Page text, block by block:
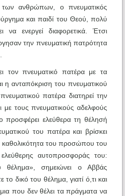
ανθρώπων, ο πνευματικός
και παιδί του Θεού, πολύ
να ενεργεί διαφορετικά. Έτσι
την πνευματική πατρότητα
τον πνευματικό πατέρα με τα
η ανταπόκριση του πνευματικού
πατέρα διατηρεί την
με τους πνευματικούς αδελφούς
προσφέρει ελεύθερα τη θέλησή
του πατέρα και βρίσκει
καθολικότητα του προσώπου του
αυτοπροσφοράς του:
σημειώνει ο Αββάς
δικό του θέλημα, γιατί ό,τι και
που δεν θέλει τα πράγματα να